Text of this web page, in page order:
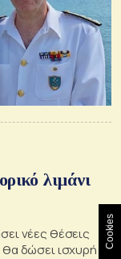
λιμάνι
νέες θέσεις
θα δώσει ισχυρή
Cookies